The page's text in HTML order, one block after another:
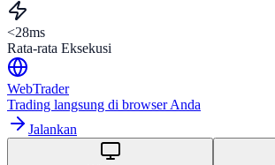
<28ms
Rata-rata Eksekusi
WebTrader
Trading langsung di browser Anda
Jalankan